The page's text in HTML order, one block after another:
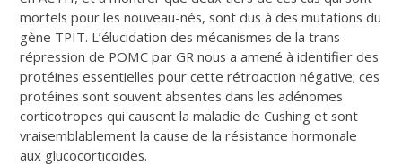
mortels pour les nouveau-nés, sont dus à des mutations du
gène TPIT. L’élucidation des mécanismes de la trans-
répression de POMC par GR nous a amené à identifier des
protéines essentielles pour cette rétroaction négative; ces
protéines sont souvent absentes dans les adénomes
corticotropes qui causent la maladie de Cushing et sont
vraisemblablement la cause de la résistance hormonale
aux glucocorticoides.